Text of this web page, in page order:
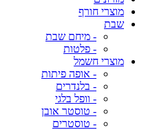
מוצרי חורף
שבת
- מיחם שבת
- פלטות
מוצרי חשמל
- אופה פיתות
- בלנדרים
- וופל בלגי
- טוסטר אובן
- טוסטרים